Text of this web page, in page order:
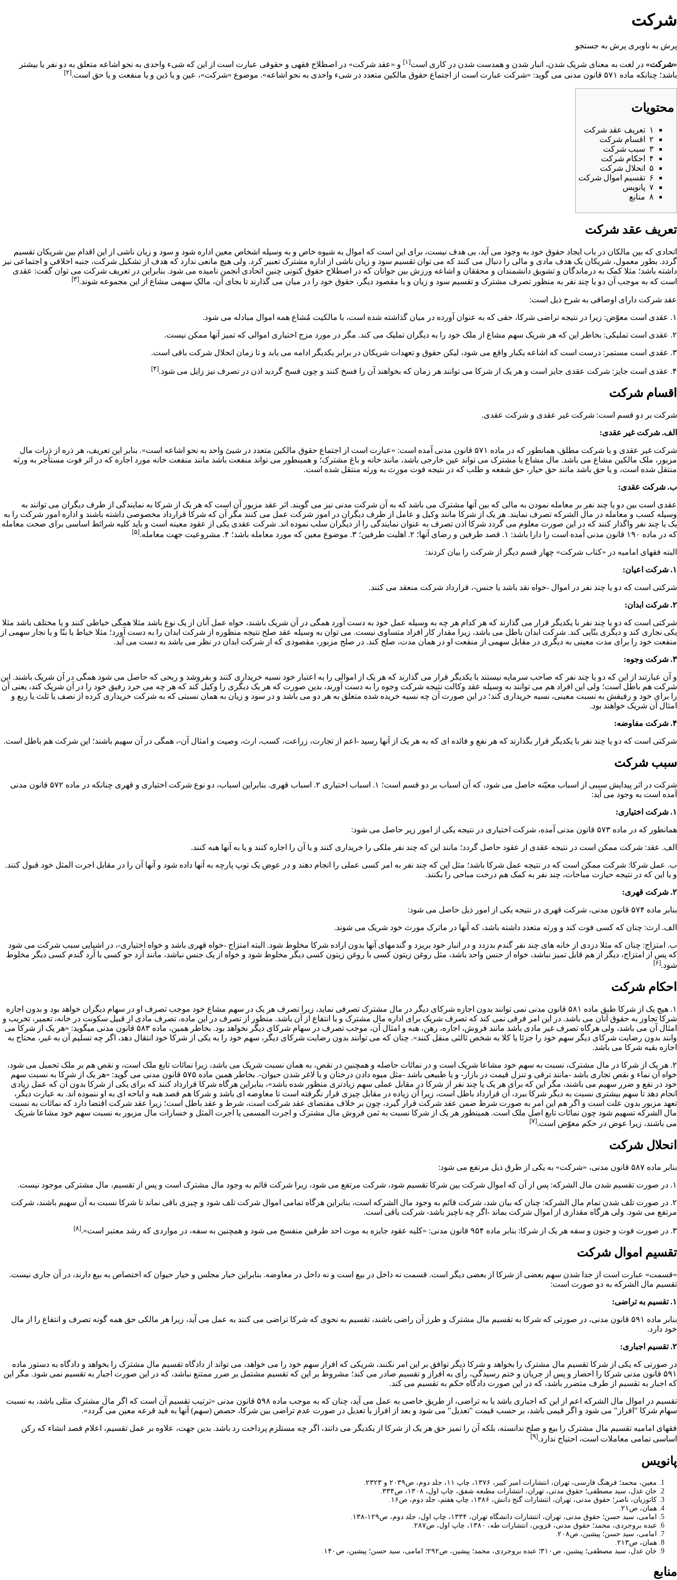
شرکت
پرش به ناوبری پرش به جستجو
«شرکت» در لغت به معنای شریک شدن، انبار شدن و هم­دست شدن در کاری است[۱] و «عقد شرکت» در اصطلاح فقهی و حقوقی عبارت است از این که شیء واحدی به نحو اشاعه متعلق به دو نفر یا بیشتر
باشد؛ چنانکه ماده ۵۷۱ قانون مدنی می­ گوید: «شرکت عبارت است از اجتماع حقوق مالکین متعدد در شیء واحدی به نحو اشاعه». موضوع «شرکت»، عین و یا دَین و یا منفعت و یا حق است.
[۲]
محتویات
۱ تعریف عقد شرکت
۲
اقسام شرکت
۳ سبب شرکت
۴
احکام شرکت
۵
انحلال شرکت
۶ تقسیم اموال شرکت
۷ پانویس
۸ منابع
تعریف عقد شرکت
اتحادی که بین مالکان در باب ایجاد حقوق خود به وجود می­ آید، بی ­هدف نیست، برای این است که اموال به شیوه خاص و به وسیله اشخاص معین اداره شود و سود و زیان ناشی از این اقدام بین شریکان تقسیم
گردد. بطور معمول، شریکان یک هدف مادی و مالی را دنبال می ­کنند که می توان تقسیم سود و زیان ناشی از اداره مشترک تعبیر کرد. ولی هیچ مانعی ندارد که هدف از تشکیل شرکت، جنبه اخلاقی و اجتماعی نیز
داشته باشد؛ مثلا کمک به درماندگان و تشویق دانشمندان و محققان و اشاعه ورزش بین جوانان که در اصطلاح حقوق کنونی چنین اتحادی انجمن نامیده می ­شود. بنابراین در تعریف شرکت می­ توان گفت: عقدی
است که به موجب آن دو یا چند نفر به منظور تصرف مشترک و تقسیم سود و زیان و یا مقصود دیگر، حقوق خود را در میان می­ گذارند تا بجای آن، مالکِ سهمی مشاع از این مجموعه شوند.[۳]
عقد شرکت دارای اوصافی به شرح ذیل است:
۱. عقدی است معوّض: زیرا در نتیجه تراضی شرکا، حقی که به عنوان آورده در میان گذاشته شده است، با مالکیت مُشاع همه اموال مبادله می­ شود.
۲. عقدی است تملیکی: بخاطر این که هر شریک سهم مشاع از ملک خود را به دیگران تملیک می­ کند. مگر در مورد مزج اختیاری اموالی که تمیز آنها ممکن نیست.
۳. عقدی است مستمر: درست است که اشاعه یکبار واقع می­ شود، لیکن حقوق و تعهدات شریکان در برابر یکدیگر ادامه می­ یابد و تا زمان انحلال شرکت باقی است.
۴. عقدی است جایز: شرکت عقدی جایز است و هر یک از شرکا می­ توانند هر زمان که بخواهند آن را فسخ کنند و چون فسخ گردید اذن در تصرف نیز زایل می ­شود. [۴]
اقسام شرکت
شرکت بر دو قسم است: شرکت غیر عقدی و شرکت عقدی.
الف. شرکت غیر عقدی:
شرکت غیر عقدی و یا شرکت مطلق، همانطور که در ماده ۵۷۱ قانون مدنی آمده است: «عبارت است از اجتماع حقوق مالکین متعدد در شیئ واحد به نحو اشاعه است». بنابر این تعریف، هر ذره از ذرات مال
مزبور، ملک مالکین مشاع می ­باشد. مال مشاع یا مشترک می­ تواند عین خارجی باشد، مانند خانه و باغ مشترک؛ و همینطور می­ تواند منفعت باشد مانند منفعت خانه مورد اجاره که در اثر فوت مستأجر به ورثه
منتقل شده است، و یا حق باشد مانند حق خیار، حق شفعه و طلب که در نتیجه فوت مورِث به ورثه منتقل شده است.
ب. شرکت عقدی:
عقدی است بین دو یا چند نفر بر معامله نمودن به مالی که بین آنها مشترک می ­باشد که به آن شرکت مدنی نیز می ­گویند. اثر عقد مزبور آن است که هر یک از شرکا به نمایندگی از طرف دیگران می­ توانند به
وسیله کسب و معامله در مال ­الشرکه تصرف نمایند. هر یک از شرکا مانند وکیل و عامل از طرف دیگران در امور شرکت عمل می­ کنند مگر آن که شرکا قرارداد مخصوصی داشته باشند و اداره امور شرکت را به
یک یا چند نفر واگذار کنند که در این صورت معلوم می ­گردد شرکا اذن تصرف به عنوان نمایندگی را از دیگران سلب نموده­ اند. شرکت عقدی یکی از عقود معینه است و باید کلیه شرائط اساسی برای صحت معامله
که در ماده ۱۹۰ قانون مدنی آمده است را دارا باشد: ۱. قصد طرفین و رضای آنها؛ ۲. اهلیت طرفین؛ ۳. موضوع معین که مورد معامله باشد؛ ۴. مشروعیت جهت معامله.
[۵]
البته فقهای امامیه در «کتاب شرکت» چهار قسم دیگر از شرکت را بیان کردند:
۱. شرکت اعیان:
شرکتی است که دو یا چند نفر در اموال -خواه نقد باشد یا جنس-، قرارداد شرکت منعقد می­ کنند.
۲. شرکت ابدان:
شرکتی است که دو یا چند نفر با یکدیگر قرار می­ گذارند که هر کدام هر چه به وسیله عمل خود به دست آورد همگی در آن شریک باشند، خواه عمل آنان از یک نوع باشد مثلا همگی خیاطی کنند و یا مختلف باشد مثلا
یکی نجاری کند و دیگری بنّایی کند. شرکت ابدان باطل می ­باشد، زیرا مقدار کار افراد متساوی نیست. می­ توان به وسیله عقد صلح نتیجه منظوره از شرکت ابدان را به دست آورد؛ مثلا خیاط یا بنّا و یا نجار سهمی از
منفعت خود را برای مدت معینی به دیگری در مقابل سهمی از منفعت او در همان مدت، صلح کند. در صلح مزبور، مقصودی که از شرکت ابدان در نظر می­ باشد به دست می­ آید.
۳. شرکت وجوه:
و آن عبارتند از این که دو یا چند نفر که صاحب سرمایه نیستند با یکدیگر قرار می ­گذارند که هر یک از اموالی را به اعتبار خود نسیه خریداری کنند و بفروشد و ربحی که حاصل می ­شود همگی در آن شریک باشند. این
شرکت هم باطل است؛ ولی این افراد هم می ­توانند به وسیله عقد وکالت نتیجه شرکت وجوه را به دست آورند، بدین صورت که هر یک دیگری را وکیل کند که هر چه می­ خرد رفیق خود را در آن شریک کند، یعنی آن
را برای خود و رفیقش به نسبت معینی، نسیه خریداری کند؛ در این صورت آن چه نسیه خریده شده متعلق به هر دو می­ باشد و در سود و زیان به همان نسبتی که به شرکت خریداری کرده از نصف یا ثلث یا ربع و
امثال آن شریک خواهند بود.
۴. شرکت مفاوضه:
شرکتی است که دو یا چند نفر با یکدیگر قرار بگذارند که هر نفع و فائده ­ای که به هر یک از آنها رسید -اعم از تجارت، زراعت، کسب، ارث، وصیت و امثال آن-، همگی در آن سهیم باشند؛ این شرکت هم باطل است.
سبب شرکت
شرکت در اثر پیدایش سببی از اسباب معیّنه حاصل می­ شود، که آن اسباب بر دو قسم است؛ ۱. اسباب اختیاری ۲. اسباب قهری. بنابراین اسباب، دو نوع شرکت اختیاری و قهری چنانکه در ماده ۵۷۲ قانون مدنی
آمده است به وجود می ­آید:
۱. شرکت اختیاری:
همانطور که در ماده ۵۷۳ قانون مدنی آمده، شرکت اختیاری در نتیجه یکی از امور زیر حاصل می ­شود:
الف. عقد: شرکت ممکن است در نتیجه عقدی از عقود حاصل گردد؛ مانند این که چند نفر ملکی را خریداری کنند و یا آن را اجاره کنند و یا به آنها هبه کنند.
ب. عمل شرکا: شرکت ممکن است که در نتیجه عمل شرکا باشد؛ مثل این که چند نفر به امر کسی عملی را انجام دهند و در عوض یک توپ پارچه به آنها داده شود و آنها آن را در مقابل اجرت ­المثل خود قبول کنند.
و یا این که در نتیجه حیازت مباحات، چند نفر به کمک هم درخت مباحی را بکنند.
۲. شرکت قهری:
بنابر ماده ۵۷۴ قانون مدنی، شرکت قهری در نتیجه یکی از امور ذیل حاصل می­ شود:
الف. ارث: چنان که کسی فوت کند و ورثه متعدد داشته باشد، که آنها در ماترک مورث خود شریک می شوند.
ب. امتزاج: چنان که مثلا دزدی از خانه ­های چند نفر گندم بدزدد و در انبار خود بریزد و گندمهای آنها بدون اراده شرکا مخلوط شود. البته امتزاج -خواه قهری باشد و خواه اختیاری-، در اشیایی سبب شرکت می شود
که پس از امتزاج، دیگر از هم قابل تمیز نباشد، خواه از جنس واحد باشد، مثل روغن زیتون کسی با روغن زیتون کسی دیگر مخلوط شود و خواه از یک جنس نباشد، مانند آرد جو کسی با آرد گندم کسی دیگر مخلوط
شود.[۶]
احکام شرکت
۱. هیچ یک از شرکا طبق ماده ۵۸۱ قانون مدنی نمی­ توانند بدون اجازه شرکای دیگر در مال مشترک تصرفی نماید، زیرا تصرف هر یک در سهم مشاع خود موجب تصرف او در سهام دیگران خواهد بود و بدون اجازه
شرکا تجاوز به حقوق آنان می­ باشد. در این امر فرقی نمی ­کند که تصرف شریک برای اداره مال مشترک و یا انتفاع از آن باشد. منظور از تصرف در این ماده، تصرف مادی از قبیل سکونت در خانه، تعمیر، تخریب و
امثال آن می­ باشد، ولی هرگاه تصرف غیر مادی باشد مانند فروش، اجاره، رهن
، هبه و امثال آن، موجب تصرف در سهام شرکای دیگر نخواهد بود. بخاطر همین، ماده ۵۸۳ قانون مدنی می­گوید: «هر یک از شرکا می
وانند بدون رضایت شرکای دیگر سهم خود را جزئا یا کلا به شخص ثالثی منقل کنند». چنان که می ­توانند بدون رضایت شرکای دیگر، سهم خود را به یکی از شرکا خود انتقال دهد، اگر چه تسلیم آن به غیر، محتاج به
اجازه بقیه شرکا می­ باشد.
۲. هر یک از شرکا در مال مشترک، نسبت به سهم خود مشاعا شریک است و در نمائات حاصله و همچنین در نقص، به همان نسبت شریک می­ باشد، زیرا نمائات تابع ملک است، و نقص هم بر ملک تحمیل می ­شود،
خواه آن نماء و نقص تجاری باشد -مانند ترقی و تنزل قیمت در بازار- و یا طبیعی باشد -مثل میوه دادن درختان و یا لاغر شدن حیوان-. بخاطر همین ماده ۵۷۵ قانون مدنی می ­گوید: «هر یک از شرکا به نسبت سهم
خود در نفع و ضرر سهیم می ­باشند، مگر این که برای هر یک یا چند نفر از شرکا در مقابل عملی سهم زیادتری منظور شده باشد»، بنابراین هرگاه شرکا قرارداد کنند که برای یکی از شرکا بدون آن که عمل زیادی
انجام دهد تا سهم بیشتری نسبت به دیگر شرکا ببرد، آن قرارداد باطل است، زیرا آن زیاده در مقابل چیزی قرار نگرفته است تا معاوضه ­ای باشد و شرکا هم قصد هبه و اباحه ­ای به او ننموده ­اند. به عبارت دیگر،
تعهد مزبور بدون علت است و اگر هم این امر به صورت شرط ضمن عقد شرکت قرار گیرد، چون بر خلاف مقتضای عقد شرکت است، شرط و عقد باطل است؛ زیرا عقد شرکت اقتضا دارد که نمائات به نسبت
مال­ الشرکه تسهیم شود چون نمائات تابع اصل ملک است. همینطور هر یک از شرکا نسبت به ثمن فروش مال مشترک و اجرت­ المسمی یا اجرت ­المثل و خسارات مال مزبور به نسبت سهم خود مشاعا شریک
می­ باشند، زیرا عوض در حکم معوّض است.[۷]
انحلال شرکت
بنابر ماده ۵۸۷ قانون مدنی، «شرکت» به یکی از طرق ذیل مرتفع می­ شود:
۱. در صورت تقسیم شدن مال ­الشرکه: پس از آن که اموال شرکت بین شرکا تقسیم شود، شرکت مرتفع می ­شود، زیرا شرکت قائم به وجود مال مشترک است و پس از تقسیم، مال مشترکی موجود نیست.
۲. در صورت تلف شدن تمام مال ­الشرکه: چنان که بیان شد، شرکت قائم به وجود مال­ الشرکه است، بنابراین هرگاه تمامی اموال شرکت تلف شود و چیزی باقی نماند تا شرکا نسبت به آن سهیم باشند، شرکت
مرتفع می شود. ولی هرگاه مقداری از اموال شرکت بماند -اگر چه ناچیز باشد- شرکت باقی است.
۳. در صورت فوت و جنون و سفه هر یک از شرکا: بنابر ماده ۹۵۴ قانون مدنی: «کلیه عقود جایزه به موت احد طرفین منفسخ می­ شود و همچنین به سفه، در مواردی که رشد معتبر است». [۸]
تقسیم اموال شرکت
«قسمت» عبارت است از جدا شدن سهم بعضی از شرکا از بعضی دیگر است. قسمت نه داخل در بیع است و نه داخل در معاوضه. بنابراین خیار مجلس و خیار حیوان که اختصاص به بیع دارند، در آن جاری نیست.
تقسیم مال ­الشرکه به دو صورت است:
۱. تقسیم به تراضی:
بنابر ماده ۵۹۱ قانون مدنی، در صورتی که شرکا به تقسیم مال مشترک و طرز آن راضی باشند، تقسیم به نحوی که شرکا تراضی می­ کنند به عمل می­ آید، زیرا هر مالکی حق همه گونه تصرف و انتفاع را از مال
خود دارد.
۲. تقسیم اجباری:
در صورتی که یکی از شرکا تقسیم مال مشترک را بخواهد و شرکا دیگر توافق بر این امر نکنند، شریکی که افراز سهم خود را می­ خواهد، می ­تواند از دادگاه تقسیم مال مشترک را بخواهد و دادگاه به دستور ماده
۵۹۱ قانون مدنی شرکا را احضار و پس از جریان و ختم رسیدگی، رأی به افراز و تقسیم صادر می­ کند؛ مشروط بر این که تقسیم مشتمل بر ضرر ممتنع نباشد، که در این صورت اجبار به تقسیم نمی ­شود. مگر این
که اجبار به تقسیم از طرف متضرر باشد، که در این صورت دادگاه حکم به تقسیم می ­کند.
تقسیم در اموال مال­ الشرکه اعم از این که اجباری باشد یا به تراضی، از طریق خاصی به عمل می ­آید، چنان که به موجب ماده ۵۹۸ قانون مدنی «ترتیب تقسیم آن است که اگر مال مشترک مثلی باشد، به نسبت
سهام شرکا "افراز" می­ شود و اگر قیمی باشد، بر حسب قیمت "تعدیل" می­ شود و بعد از افراز یا تعدیل در صورت عدم تراضی بین شرکا، حصص (سهم) آنها به قید قرعه معین می ­گردد».
فقهای امامیه تقسیم مال مشترک را بیع و صلح ندانسته، بلکه آن را تمیز حق هر یک از شرکا از یکدیگر می­ دانند، اگر چه مستلزم پرداخت رد باشد. بدین جهت، علاوه بر عمل تقسیم، اعلام قصد انشاء که رکن
اساسی تمامی معاملات است، احتیاج ندارد.[۹]
پانویس
معین، محمد؛ فرهنگ فارسی، تهران، انتشارات امیر کبیر، ۱۳۷۶، چاپ ۱۱، جلد دوم، ص۲۰۳۹ و ۲۳۲۳.
خان عدل، سید مصطفی؛ حقوق مدنی، تهران، انتشارات مطبعه شفق، چاپ اول، ۱۳۰۸، ص۳۳۴.
کاتوزیان، ناصر؛ حقوق مدنی، تهران، انتشارات گنج دانش، ۱۳۸۶، چاپ هفتم، جلد دوم، ص۱۶.
همان، ص۲۱.
امامی، سید حسن؛ حقوق مدنی، تهران، انتشارات دانشگاه تهران، ۱۳۳۴، چاپ اول، جلد دوم، ص۱۲۹-۱۳۸.
عبده بروجردی، محمد؛ حقوق مدنی، قزوین، انتشارات طه، ۱۳۸۰، چاپ اول، ص۲۸۷.
امامی، سید حسن؛ پیشین، ص۲۰۸.
همان، ص۲۱۳.
خان عدل، سید مصطفی؛ پیشین، ص۳۱۰؛ عبده بروجردی، محمد؛ پیشین، ص۲۹۲؛ امامی، سید حسن؛ پیشین، ص۱۴۰.
منابع